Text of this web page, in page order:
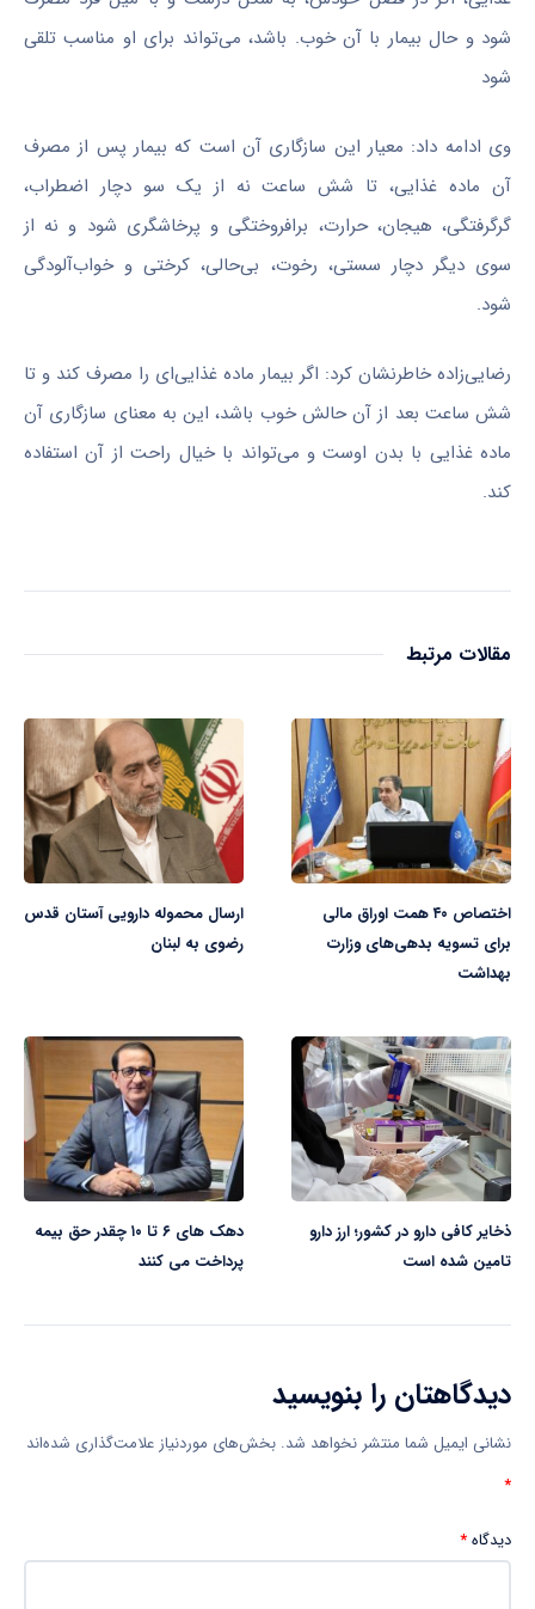
شود و حال بیمار با آن خوب. باشد، می‌تواند برای او مناسب تلقی
شود
وی ادامه داد: معیار این سازگاری آن است که بیمار پس از مصرف
آن ماده غذایی، تا شش ساعت نه از یک سو دچار اضطراب،
گرگرفتگی، هیجان، حرارت، برافروختگی و پرخاشگری شود و نه از
سوی دیگر دچار سستی، رخوت، بی‌حالی، کرختی و خواب‌آلودگی
شود.
رضایی‌زاده خاطرنشان کرد: اگر بیمار ماده غذایی‌ای را مصرف کند و تا
شش ساعت بعد از آن حالش خوب باشد، این به معنای سازگاری آن
ماده غذایی با بدن اوست و می‌تواند با خیال راحت از آن استفاده
کند.
مقالات مرتبط
اختصاص ۴۰ همت اوراق مالی
برای تسویه بدهی‌های وزارت
بهداشت
ارسال محموله دارویی آستان قدس
رضوی به لبنان
ذخایر کافی دارو در کشور؛ ارز دارو
تامین شده است
دهک های ۶ تا ۱۰ چقدر حق بیمه
پرداخت می کنند
دیدگاهتان را بنویسید
نشانی ایمیل شما منتشر نخواهد شد. بخش‌های موردنیاز علامت‌گذاری شده‌اند
*
دیدگاه*